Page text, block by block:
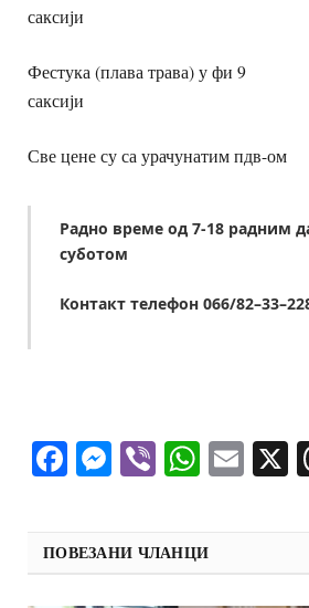
саксији
Фестука (плава трава) у фи 9
саксији
Све цене су са урачунатим пдв-ом
Радно време од 7-18 радним
суботом
Контакт телефон 066/82–33–
Facebook
Messenger
Viber
ПОВЕЗАНИ ЧЛАНЦИ